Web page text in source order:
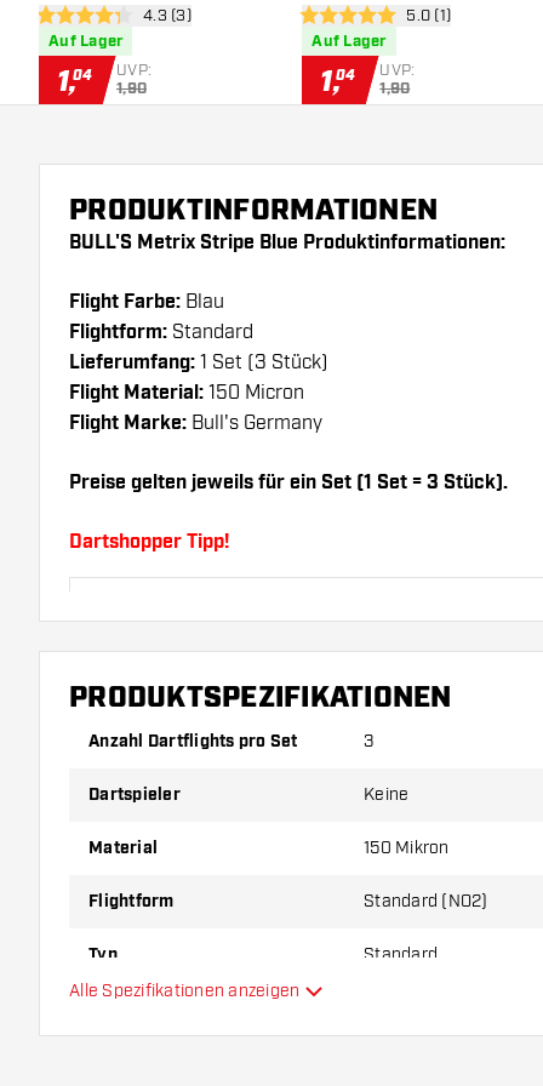
Bewertungsbereich öffnen
4.3 Bewertungssterne
4.3 (3)
Auf Lager
1,04 UVP:
1,90
5 Bewertungssterne
5.0 (1)
Auf Lager
1,04 UVP:
1,90
PRODUKTINFORMATIONEN
BULL'S Metrix Stripe Blue Produktinformationen:
Flight Farbe: Blau
Flightform: Standard
Lieferumfang: 1 Set (3 Stück)
Flight Material: 150 Micron
Flight Marke: Bull's Germany
Preise gelten jeweils für ein Set (1 Set = 3 Stück).
Dartshopper Tipp!
Probieren Sie eine andere Form, ein anderes
Dicke der Flights aus, um herauszufinden, welche
PRODUKTSPEZIFIKATIONEN
Anzahl Dartflights pro Set 3
Dartspieler Keine
Material 150 Mikron
Flightform Standard (NO2)
Typ Standard
Alle Spezifikationen anzeigen